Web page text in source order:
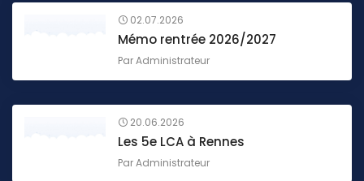
02.07.2026
Mémo rentrée 2026/2027
ParAdministrateur
20.06.2026
Les 5e LCA à Rennes
ParAdministrateur